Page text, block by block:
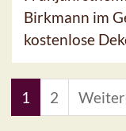
Birkmann im
kostenlose
1 2